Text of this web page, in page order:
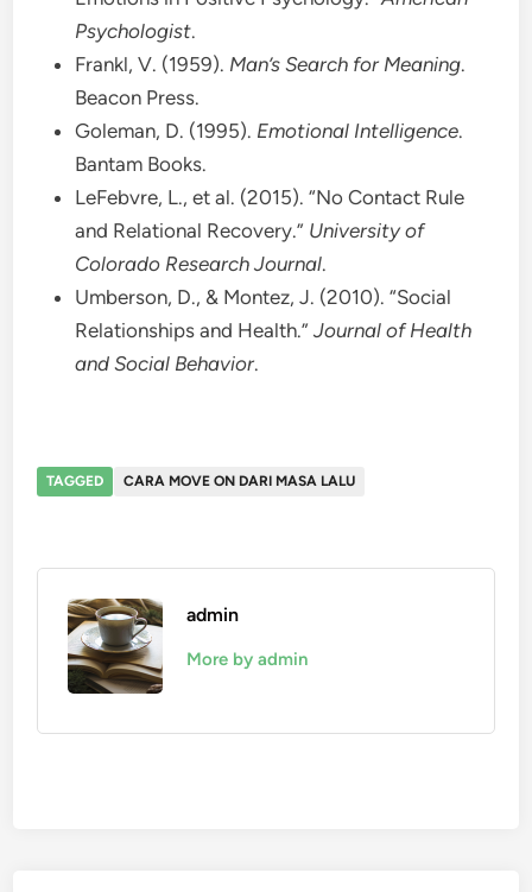
Psychologist.
Frankl, V. (1959). Man’s Search for Meaning.
Beacon Press.
Goleman, D. (1995). Emotional Intelligence.
Bantam Books.
LeFebvre, L., et al. (2015). “No Contact Rule
and Relational Recovery.” University of
Colorado Research Journal.
Umberson, D., & Montez, J. (2010). “Social
Relationships and Health.”Journal of Health
and Social Behavior.
TAGGED CARA MOVE ON DARI MASA LALU
admin
More by admin